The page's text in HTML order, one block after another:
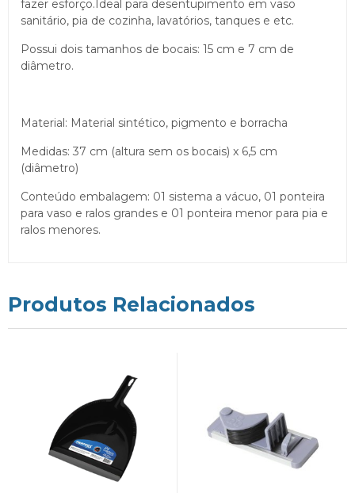
fazer esforço.Ideal para desentupimento em vaso
sanitário, pia de cozinha, lavatórios, tanques e etc.
Possui dois tamanhos de bocais: 15 cm e 7 cm de
diâmetro.
Material: Material sintético, pigmento e borracha
Medidas: 37 cm (altura sem os bocais) x 6,5 cm
(diâmetro)
Conteúdo embalagem: 01 sistema a vácuo, 01 ponteira
para vaso e ralos grandes e 01 ponteira menor para pia e
ralos menores.
Produtos Relacionados